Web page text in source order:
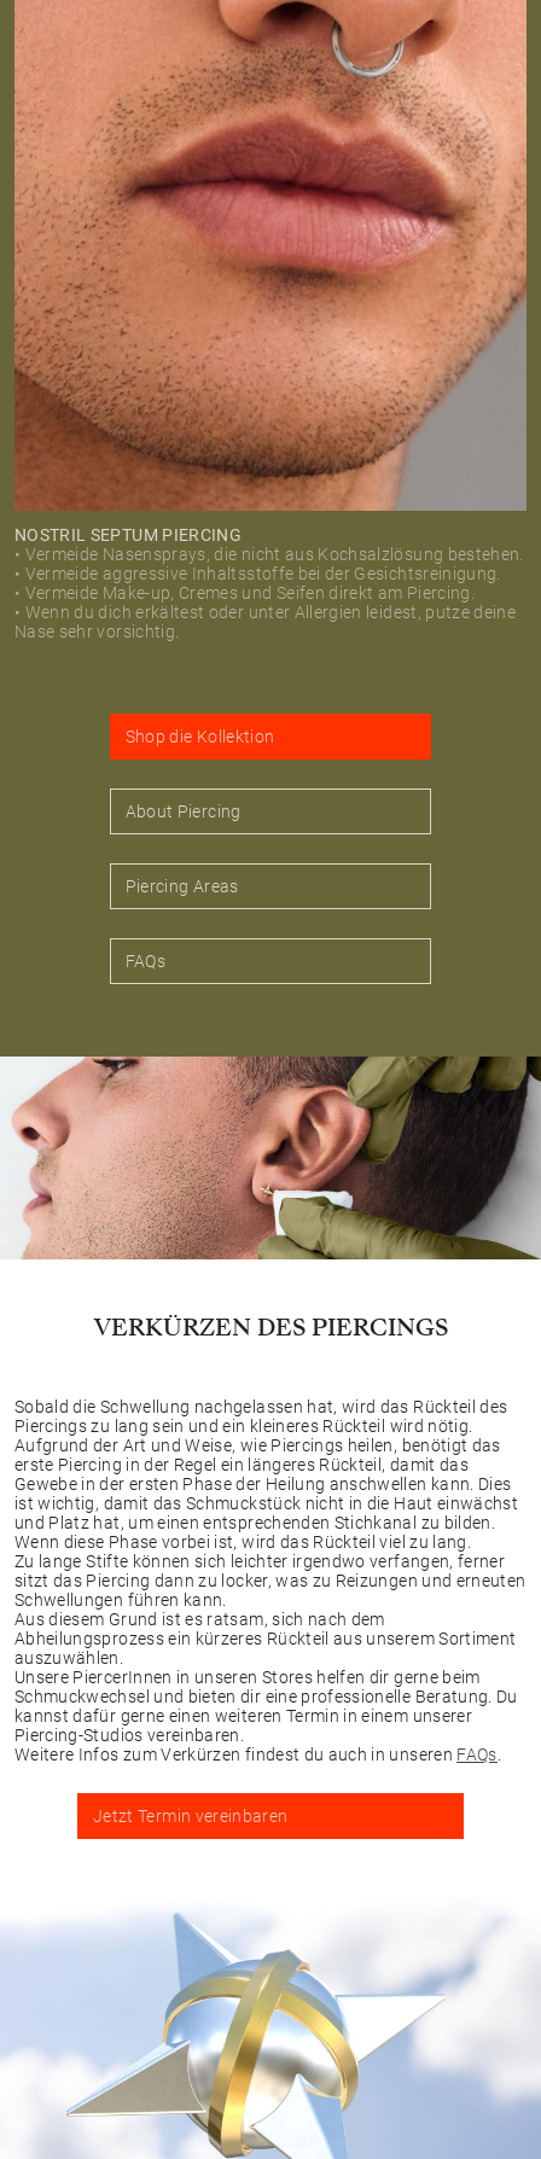
NOSTRIL SEPTUM PIERCING
• Vermeide Nasensprays, die nicht aus Kochsalzlösung bestehen.
• Vermeide aggressive Inhaltsstoffe bei der Gesichtsreinigung.
• Vermeide Make-up, Cremes und Seifen direkt am Piercing.
• Wenn du dich erkältest oder unter Allergien leidest, putze deine
Nase sehr vorsichtig.
Shop die Kollektion
About Piercing
Piercing Areas
FAQs
VERKÜRZEN DES PIERCINGS
Sobald die Schwellung nachgelassen hat, wird das Rückteil des
Piercings zu lang sein und ein kleineres Rückteil wird nötig.
Aufgrund der Art und Weise, wie Piercings heilen, benötigt das
erste Piercing in der Regel ein längeres Rückteil, damit das
Gewebe in der ersten Phase der Heilung anschwellen kann. Dies
ist wichtig, damit das Schmuckstück nicht in die Haut einwächst
und Platz hat, um einen entsprechenden Stichkanal zu bilden.
Wenn diese Phase vorbei ist, wird das Rückteil viel zu lang.
Zu lange Stifte können sich leichter irgendwo verfangen, ferner
sitzt das Piercing dann zu locker, was zu Reizungen und erneuten
Schwellungen führen kann.
Aus diesem Grund ist es ratsam, sich nach dem
Abheilungsprozess ein kürzeres Rückteil aus unserem Sortiment
auszuwählen.
Unsere PiercerInnen in unseren Stores helfen dir gerne beim
Schmuckwechsel und bieten dir eine professionelle Beratung. Du
kannst dafür gerne einen weiteren Termin in einem unserer
Piercing-Studios vereinbaren.
Weitere Infos zum Verkürzen findest du auch in unseren FAQs
Jetzt Termin vereinbaren